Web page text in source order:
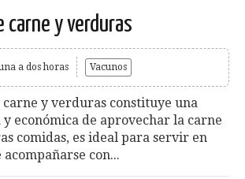
carne y verduras
a dos horas Vacunos
y verduras constituye una
económica de aprovechar la carne
comidas, es ideal para servir en
con...